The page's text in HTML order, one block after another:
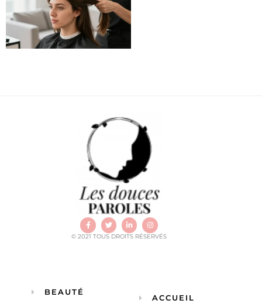
© 2021 TOUS DROITS RÉSERVÉS
BEAUTÉ
ACCUEIL